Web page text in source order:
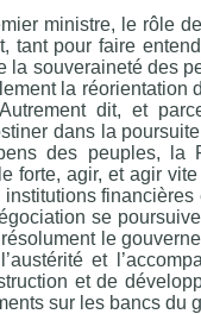
ministre, le rôle
tant pour faire
la souveraineté des
la réorientation
dit, et
dans la
des peuples, la
forte, agir, et agir vite
institutions
se
le
et
et de
sur les bancs du